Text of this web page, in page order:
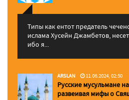
Типы как ентот предатель
ислама Хусейн Джамбетов,
ибо я...
ARSLAN 11.06.2024, 02:50
Русские мусульмане
pазвеивая мифы о